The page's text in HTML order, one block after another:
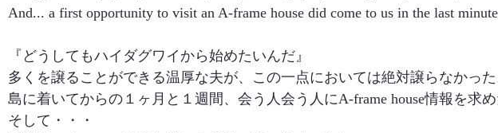
And... a first opportunity to visit an A-frame house did come to us in the last
『どうしてもハイダグワイから始めたいんだ』
多くを譲ることができる温厚な夫が、この一点においては絶対譲らなかっ
島に着いてからの１ヶ月と１週間、会う人会う人にA-frame house情報を求
そして・・・